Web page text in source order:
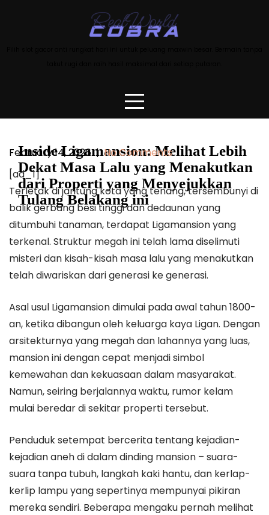
Inside Ligamansion: Melihat Lebih
Dekat Masa Lalu yang Menakutkan
dari Properti yang Menyejukkan
Tulang Belakang ini
February 14, 2026|No Comments
[ad_1]
Terletak di jantung kota yang tenang, tersembunyi di
balik gerbang besi tinggi dan dedaunan yang
ditumbuhi tanaman, terdapat Ligamansion yang
terkenal. Struktur megah ini telah lama diselimuti
misteri dan kisah-kisah masa lalu yang menakutkan
telah diwariskan dari generasi ke generasi.
Asal usul Ligamansion dimulai pada awal tahun 1800-
an, ketika dibangun oleh keluarga kaya Ligan. Dengan
arsitekturnya yang megah dan lahannya yang luas,
mansion ini dengan cepat menjadi simbol
kemewahan dan kekuasaan dalam masyarakat.
Namun, seiring berjalannya waktu, rumor kelam
mulai beredar di sekitar properti tersebut.
Penduduk setempat bercerita tentang kejadian-
kejadian aneh di dalam dinding mansion – suara-
suara tanpa tubuh, langkah kaki hantu, dan kerlap-
kerlip lampu yang sepertinya mempunyai pikiran
mereka sendiri. Beberapa mengaku pernah melihat